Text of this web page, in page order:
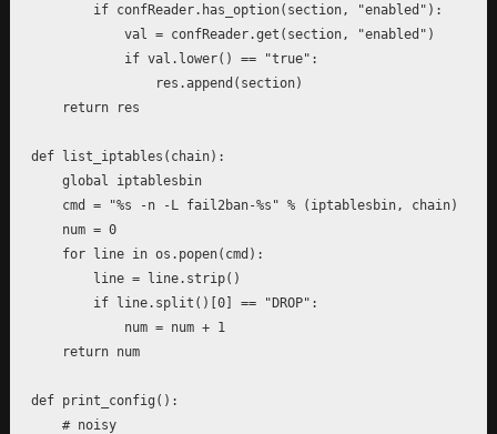
        if confReader.has_option(section, "enabled"):
    return res
def list_iptables(chain):
    global iptablesbin
    cmd = "%s -n -L fail2ban-%s" % (iptablesbin, chain)
    num = 0
    for line in os.popen(cmd):
        line = line.strip()
    return num
def print_config():
    # noisy